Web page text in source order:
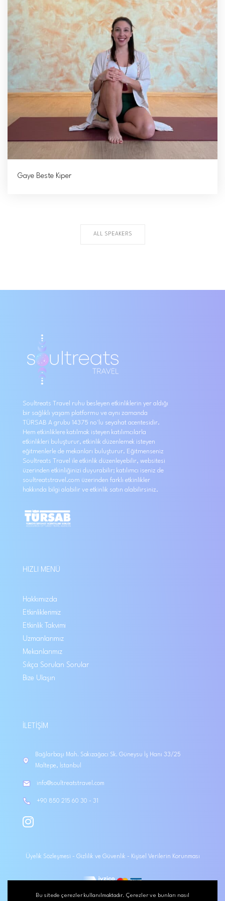
Gaye Beste Kiper
ALL SPEAKERS
Soultreats Travel ruhu besleyen etkinliklerin yer aldığı
bir sağlıklı yaşam platformu ve aynı zamanda
TÜRSAB A grubu 14375 no'lu seyahat acentesidir.
Hem etkinliklere katılmak isteyen katılımcılarla
etkinlikleri buluşturur, etkinlik düzenlemek isteyen
eğitmenlerle de mekanları buluşturur. Eğitmenseniz
Soultreats Travel ile etkinlik düzenleyebilir, websitesi
üzerinden etkinliğinizi duyurabilir; katılımcı iseniz de
soultreatstravel.com üzerinden farklı etkinlikler
hakkında bilgi alabilir ve etkinlik satın alabilirsiniz.
HIZLI MENÜ
Hakkımızda
Etkinliklerimiz
Etkinlik Takvimi
Uzmanlarımız
Mekanlarımız
Sıkça Sorulan Sorular
Bize Ulaşın
İLETIŞIM
Bağlarbaşı Mah. Sakızağacı Sk. Güneysu İş Hanı 33/25
Maltepe, İstanbul
info@soultreatstravel.com
+90 850 215 60 30 - 31
Üyelik Sözleşmesi - Gizlilik ve Güvenlik - Kişisel Verilerin Korunması
Bu sitede çerezler kullanılmaktadır. Çerezler ve bunları nasıl